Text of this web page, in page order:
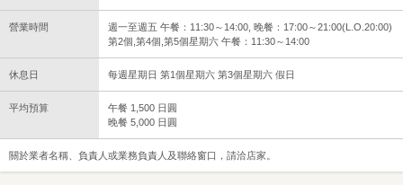
營業時間
週一至週五 午餐：11:30～14:00, 晚餐：17:00～21:00(L.O.20:00)
第2個,第4個,第5個星期六 午餐：11:30～14:00
休息日 每週星期日 第1個星期六 第3個星期六 假日
平均預算
午餐 1,500 日圓
晚餐 5,000 日圓
關於業者名稱、負責人或業務負責人及聯絡窗口，請洽店家。